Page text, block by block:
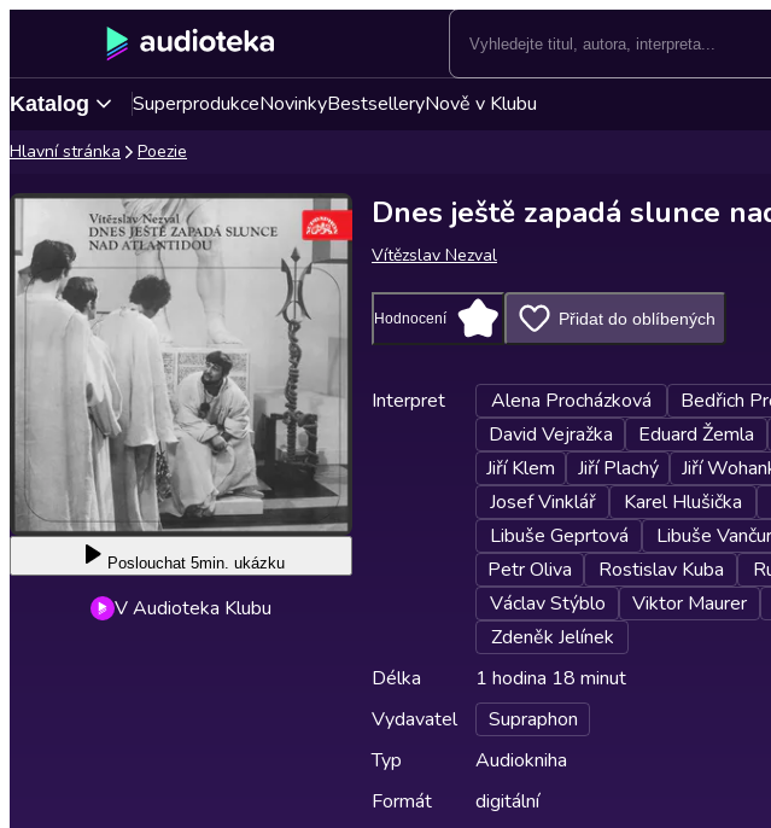
Katalog SuperprodukceNovinkyBestselleryNově v Klubu
Hlavní stránka Poezie
Poslouchat 5min. ukázku
V Audioteka Klubu
Dnes ještě zapadá slunce
Vítězslav Nezval
Hodnocení Přidat do oblíbených
Interpret Alena Procházková Bedřich
David Vejražka
Eduard Žemla
Jiří Klem
Jiří Plachý Jiří
Josef Vinklář
Karel Hlušička
Libuše Geprtová
Libuše
Petr Oliva
Rostislav Kuba
Václav Stýblo
Viktor Maurer
Zdeněk Jelínek
Délka
1 hodina 18 minut
Vydavatel
Supraphon
Typ
Audiokniha
Formát
digitální